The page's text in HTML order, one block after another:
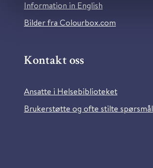
Information in English
Bilder fra Colourbox.com
Kontakt oss
Ansatte i Helsebiblioteket
Brukerstøtte og ofte stilte spørsmål